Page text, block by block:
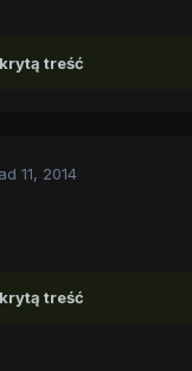
treść
11, 2014
treść